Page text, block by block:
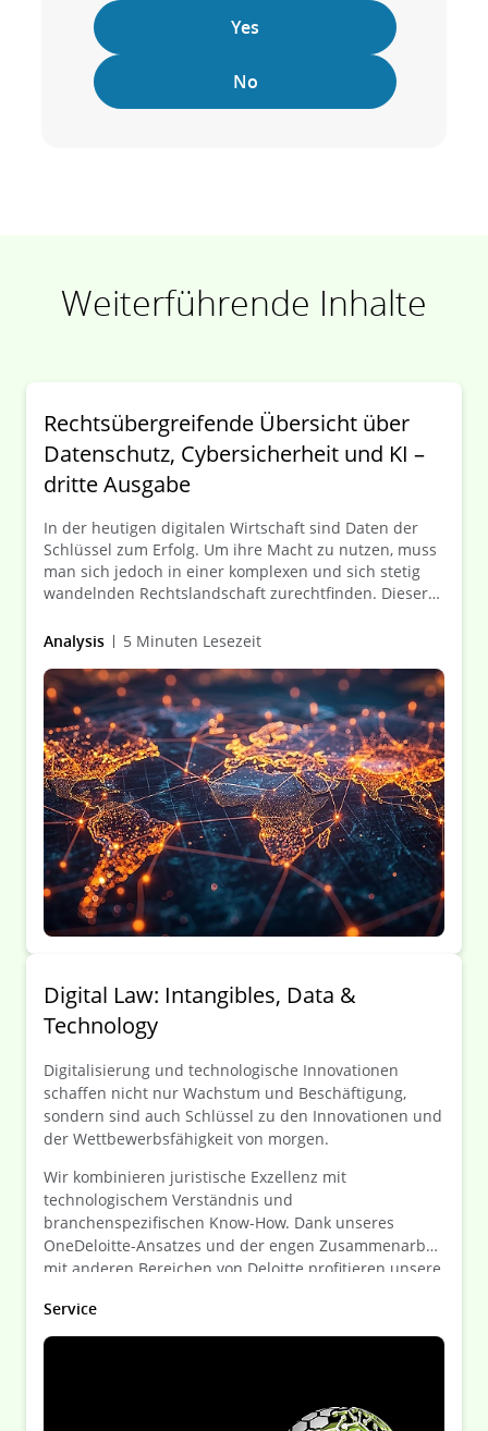
Yes
No
Weiterführende Inhalte
Rechtsübergreifende Übersicht über
Datenschutz, Cybersicherheit und KI –
dritte Ausgabe
In der heutigen digitalen Wirtschaft sind Daten der
Schlüssel zum Erfolg. Um ihre Macht zu nutzen, muss
man sich jedoch in einer komplexen und sich stetig
wandelnden Rechtslandschaft zurechtfinden. Dieser
die jüngsten Entwicklungen und künftigen Trends in
künstliche Intelligenz in 51 Ländern.
Analysis 5 Minuten Lesezeit
Digital Law: Intangibles, Data &
Technology
Digitalisierung und technologische Innovationen
schaffen nicht nur Wachstum und Beschäftigung,
sondern sind auch Schlüssel zu den Innovationen und
der Wettbewerbsfähigkeit von morgen.
Wir kombinieren juristische Exzellenz mit
technologischem Verständnis und
branchenspezifischen Know-How. Dank unseres
OneDeloitte-Ansatzes und der engen Zusammenarbeit
mit anderen Bereichen von Deloitte profitieren unsere
maßgeschneiderten Lösungen, die alle Aspekte Ihrer
geschäftlichen Anforderungen integrieren.
Service